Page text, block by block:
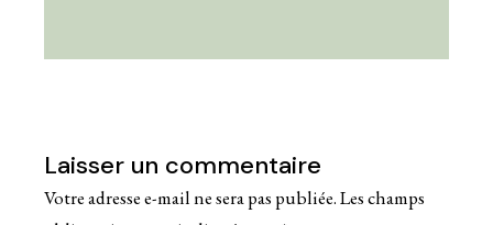
Laisser un commentaire
Votre adresse e-mail ne sera pas publiée.Les champs